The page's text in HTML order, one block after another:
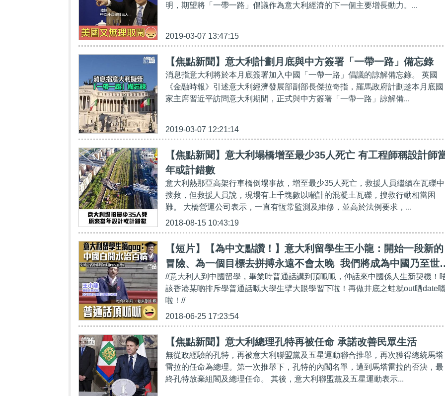
明，期望將「一帶一路」倡議作為意大利經濟的下一個主要增長動力。...
2019-03-07 13:47:15
【焦點新聞】意大利計劃月底與中方簽署「一帶一路」備忘錄
消息指意大利將於本月底簽署加入中國「一帶一路」倡議的諒解備忘錄。 英國
《金融時報》引述意大利經濟發展部副部長傑拉奇指，羅馬政府計劃趁本月底國
家主席習近平訪問意大利期間，正式與中方簽署「一帶一路」諒解備...
2019-03-07 12:21:14
【焦點新聞】意大利塌橋增至最少35人死亡 有工程師稱設計師
年或計錯數
意大利熱那亞高架行車橋倒塌事故，增至最少35人死亡，救援人員繼續在瓦礫中
搜救，但救援人員說，現場有上千塊數以噸計的混凝土瓦礫，搜救行動相當困
難。 大橋營運公司表示，一直有恆常監測及維修，並高於法例要求，...
2018-08-15 10:43:19
【短片】【為中文點讚！】意大利留學生王小龍：開始一段新的
冒險、為一個目標去拼搏永遠不會太晚 我們將成為中國乃至世
的未來
//意大利人到中國留學，畢業時普通話講到頂呱呱，仲話來中國係人生新契機！
該香港某啲排斥學普通話嘅大學生擘大眼學習下啦！再做井底之蛙就out晒date
啦！//
2018-06-25 17:23:54
【焦點新聞】意大利總理孔特再被任命 承諾改善民眾生活
無從政經驗的孔特，再被意大利聯盟黨及五星運動聯合推舉，再次獲得總統馬塔
雷拉的任命為總理。第一次推舉下，孔特的內閣名單，遭到馬塔雷拉的否決，最
終孔特放棄組閣及總理任命。 其後，意大利聯盟黨及五星運動表示...